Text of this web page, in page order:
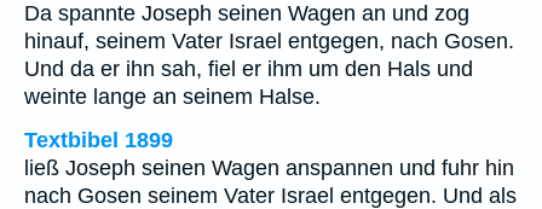
Da spannte Joseph seinen Wagen an und zog
hinauf, seinem Vater Israel entgegen, nach Gosen.
Und da er ihn sah, fiel er ihm um den Hals und
weinte lange an seinem Halse.
Textbibel 1899
ließ Joseph seinen Wagen anspannen und fuhr hin
nach Gosen seinem Vater Israel entgegen. Und als